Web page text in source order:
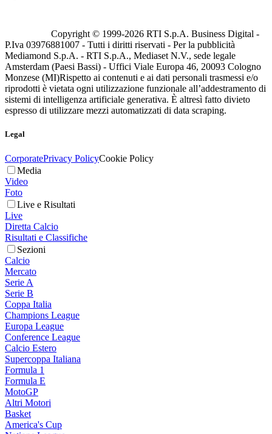
Copyright © 1999-2026 RTI S.p.A. Business Digital -
P.Iva 03976881007 - Tutti i diritti riservati - Per la pubblicità
Mediamond S.p.A. - RTI S.p.A., Mediaset N.V., sede legale
Amsterdam (Paesi Bassi) - Uffici Viale Europa 46, 20093 Cologno
Monzese (MI)Rispetto ai contenuti e ai dati personali trasmessi e/o
riprodotti è vietata ogni utilizzazione funzionale all’addestramento di
sistemi di intelligenza artificiale generativa. È altresì fatto divieto
espresso di utilizzare mezzi automatizzati di data scraping.
Legal
CorporatePrivacy PolicyCookie Policy
Media
Video
Foto
Live e Risultati
Live
Diretta Calcio
Risultati e Classifiche
Sezioni
Calcio
Mercato
Serie A
Serie B
Coppa Italia
Champions League
Europa League
Conference League
Calcio Estero
Supercoppa Italiana
Formula 1
Formula E
MotoGP
Altri Motori
Basket
America's Cup